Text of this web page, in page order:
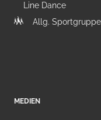
Line Dance
Allg. Sportgruppe
MEDIEN